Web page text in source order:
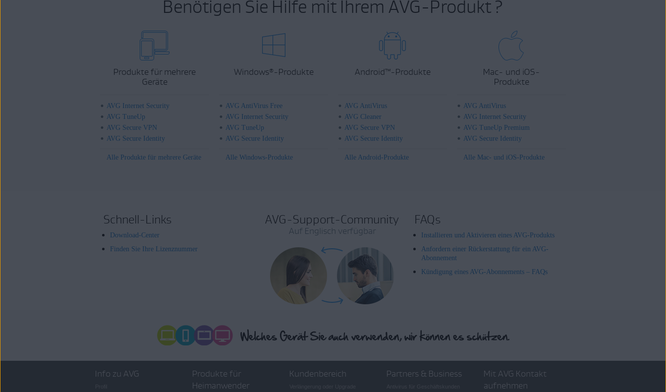
Benötigen Sie Hilfe mit Ihrem AVG-Produkt ?
Produkte für mehrere
Geräte
AVG Internet Security
AVG TuneUp
AVG Secure VPN
AVG Secure Identity
Alle Produkte für mehrere Geräte
Windows® -Produkte
AVG AntiVirus Free
AVG Internet Security
AVG TuneUp
AVG Secure Identity
Alle Windows-Produkte
Android™-Produkte
AVG AntiVirus
AVG Cleaner
AVG Secure VPN
AVG Secure Identity
Alle Android-Produkte
Mac- und iOS-
Produkte
AVG AntiVirus
AVG Internet Security
AVG TuneUp Premium
AVG Secure Identity
Alle Mac- und iOS-Produkte
Schnell-Links
Download-Center
Finden Sie Ihre Lizenznummer
AVG-Support-Community
Auf Englisch verfügbar
FAQs
Installieren und Aktivieren eines AVG-Produkts
Anfordern einer Rückerstattung für ein AVG-
Abonnement
Kündigung eines AVG-Abonnements – FAQs
Info zu AVG
Produkte für
Heimanwender
Kundenbereich Partners & Business
Mit AVG Kontakt
aufnehmen